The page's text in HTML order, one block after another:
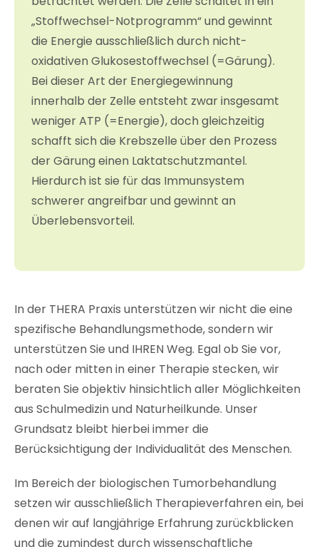
„Stoffwechsel-Notprogramm“ und gewinnt
die Energie ausschließlich durch nicht-
oxidativen Glukosestoffwechsel (=Gärung).
Bei dieser Art der Energiegewinnung
innerhalb der Zelle entsteht zwar insgesamt
weniger ATP (=Energie), doch gleichzeitig
schafft sich die Krebszelle über den Prozess
der Gärung einen Laktatschutzmantel.
Hierdurch ist sie für das Immunsystem
schwerer angreifbar und gewinnt an
Überlebensvorteil.
In der THERA Praxis unterstützen wir nicht die eine
spezifische Behandlungsmethode, sondern wir
unterstützen Sie und IHREN Weg. Egal ob Sie vor,
nach oder mitten in einer Therapie stecken, wir
beraten Sie objektiv hinsichtlich aller Möglichkeiten
aus Schulmedizin und Naturheilkunde. Unser
Grundsatz bleibt hierbei immer die
Berücksichtigung der Individualität des Menschen.
Im Bereich der biologischen Tumorbehandlung
setzen wir ausschließlich Therapieverfahren ein, bei
denen wir auf langjährige Erfahrung zurückblicken
und die zumindest durch wissenschaftliche